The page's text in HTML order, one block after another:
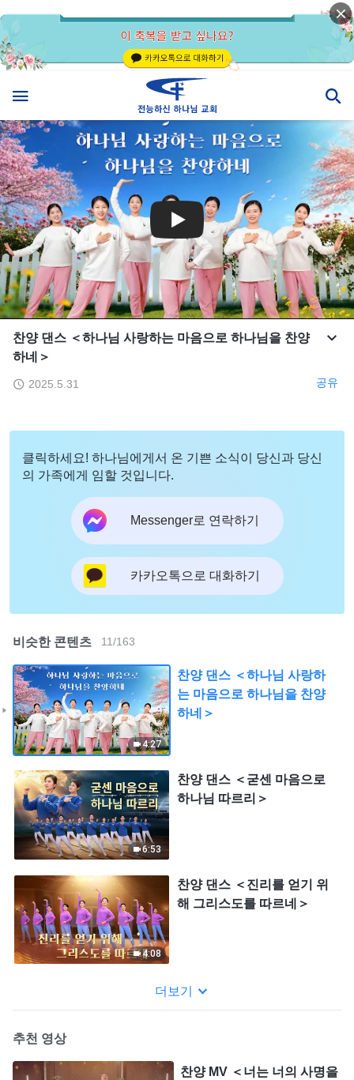
찬양 댄스 ＜하나님 사랑하는 마음으로 하나님을 찬양
하네＞
2025.5.31 공유
클릭하세요! 하나님에게서 온 기쁜 소식이 당신과 당신
의 가족에게 임할 것입니다.
Messenger로 연락하기
카카오톡으로 대화하기
비슷한 콘텐츠 11/163
4:27
찬양 댄스 ＜하나님 사랑하
는 마음으로 하나님을 찬양
하네＞
6:53
찬양 댄스 ＜굳센 마음으로
하나님 따르리＞
4:08
찬양 댄스 ＜진리를 얻기 위
해 그리스도를 따르네＞
더보기
추천 영상
찬양 MV ＜너는 너의 사명을